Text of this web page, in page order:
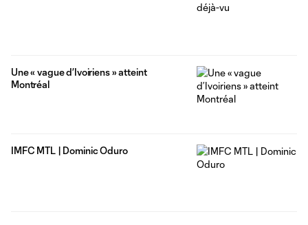
Une « vague d’Ivoiriens » atteint
Montréal
IMFC MTL | Dominic Oduro